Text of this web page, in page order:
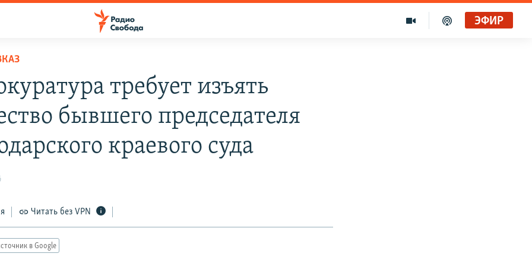
ЭФИР
требует изъять
бывшего председателя
краевого суда
Читать без VPN
в Google